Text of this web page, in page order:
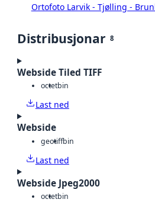
Ortofoto Larvik - Tjølling -
Distribusjonar 8
Webside Tiled TIFF
octetbin
Last ned
Webside
geotiffbin
Last ned
Webside Jpeg2000
octetbin